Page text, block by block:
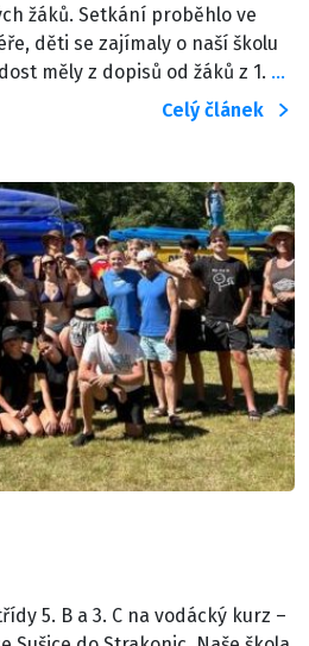
žáků. Setkání proběhlo ve
děti se zajímaly o naší školu
měly z dopisů od žáků z 1. …
Celý článek
5. B a 3. C na vodácký kurz –